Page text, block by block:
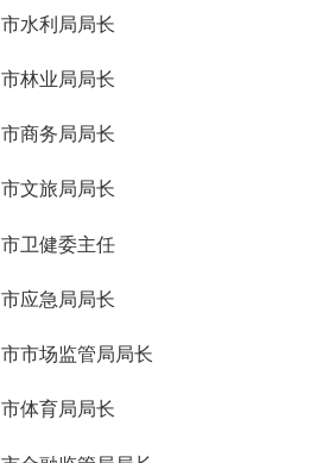
市水利局局长
市林业局局长
市商务局局长
市文旅局局长
市卫健委主任
市应急局局长
市市场监管局局长
市体育局局长